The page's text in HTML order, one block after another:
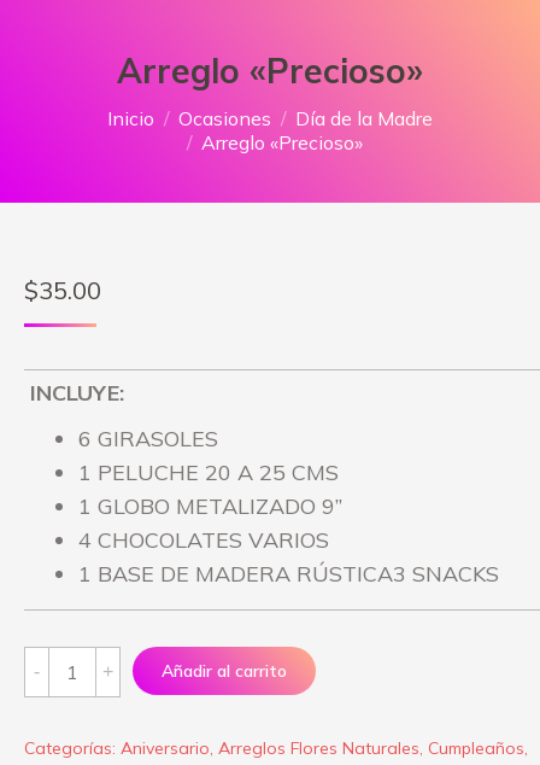
Arreglo «Precioso»
Estás aquí:
Inicio Ocasiones
Día de la Madre
Arreglo «Precioso»
$35.00
INCLUYE:
6 GIRASOLES
1 PELUCHE 20 A 25 CMS
1 GLOBO METALIZADO 9”
4 CHOCOLATES VARIOS
1 BASE DE MADERA RÚSTICA3 SNACKS
Arreglo
"Precioso"
Añadir al carrito
Categorías: Aniversario, Arreglos Flores Naturales, Cumpleaños,